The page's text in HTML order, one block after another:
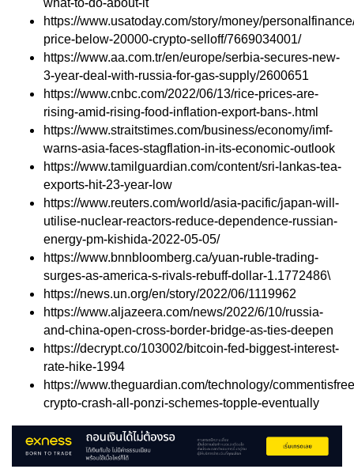
https://www.usatoday.com/story/money/
price-below-20000-crypto-selloff/7669034001/
https://www.aa.com.tr/en/europe/serbia-secures-new-
3-year-deal-with-russia-for-gas-supply/2600651
https://www.cnbc.com/2022/06/13/rice-prices-are-
rising-amid-rising-food-inflation-export-bans-.html
https://www.straitstimes.com/business/economy/imf-
warns-asia-faces-stagflation-in-its-economic-outlook
https://www.tamilguardian.com/content/sri-lankas-tea-
exports-hit-23-year-low
https://www.reuters.com/world/asia-pacific/japan-will-
utilise-nuclear-reactors-reduce-dependence-russian-
energy-pm-kishida-2022-05-05/
https://www.bnnbloomberg.ca/yuan-ruble-trading-
surges-as-america-s-rivals-rebuff-dollar-1.1772486\
https://news.un.org/en/story/2022/06/1119962
https://www.aljazeera.com/news/2022/6/10/russia-
and-china-open-cross-border-bridge-as-ties-deepen
https://decrypt.co/103002/bitcoin-fed-biggest-interest-
rate-hike-1994
https://www.theguardian.com/technology/
crypto-crash-all-ponzi-schemes-topple-eventually